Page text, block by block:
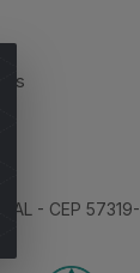
AL - CEP